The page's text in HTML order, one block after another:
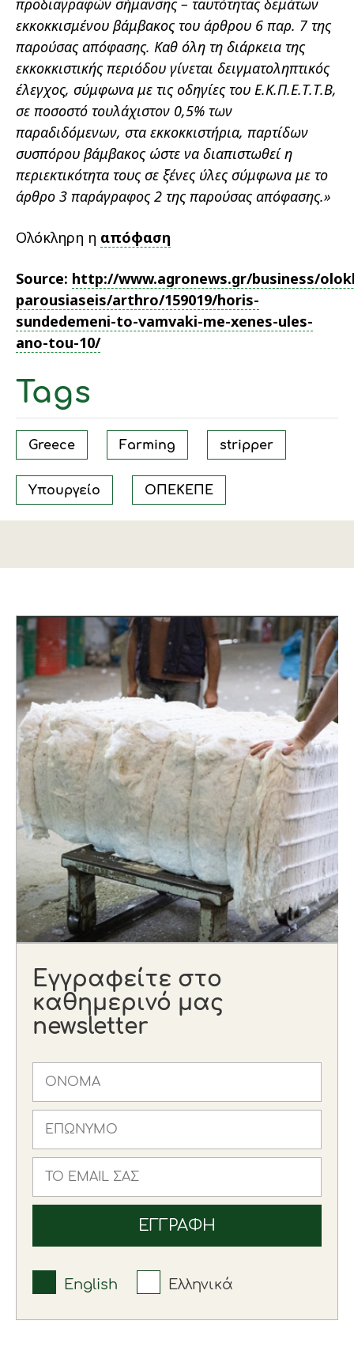
εκκοκκισμένου βάμβακος του άρθρου 6 παρ. 7 της
παρούσας απόφασης. Καθ όλη τη διάρκεια της
εκκοκκιστικής περιόδου γίνεται δειγματοληπτικός
έλεγχος, σύμφωνα με τις οδηγίες του Ε.Κ.Π.Ε.Τ.Τ.Β,
σε ποσοστό τουλάχιστον 0,5% των
παραδιδόμενων, στα εκκοκκιστήρια, παρτίδων
συσπόρου βάμβακος ώστε να διαπιστωθεί η
περιεκτικότητα τους σε ξένες ύλες σύμφωνα με το
άρθρο 3 παράγραφος 2 της παρούσας απόφασης.»
Ολόκληρη η απόφαση
Source: http://www.agronews.gr/business/
parousiaseis/arthro/159019/horis-
sundedemeni-to-vamvaki-me-xenes-ules-
ano-tou-10/
Tags
Greece Farming stripper
Υπουργείο ΟΠΕΚΕΠΕ
Εγγραφείτε στο
καθημερινό μας
newsletter
English Ελληνικά